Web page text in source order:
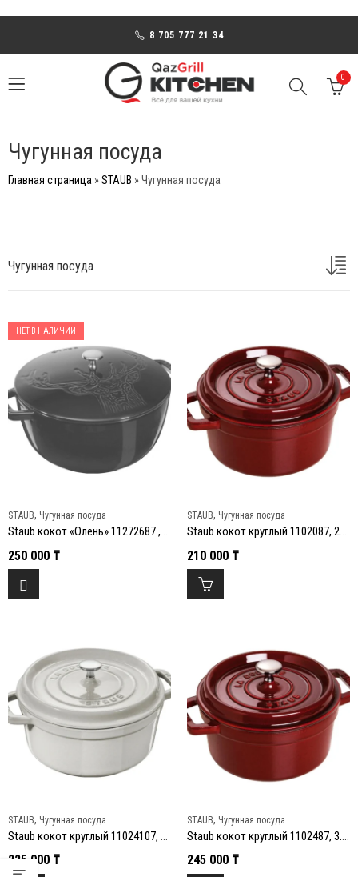
8 705 777 21 34
0
Чугунная посуда
Главная страница »STAUB »Чугунная посуда
Чугунная посуда
НЕТ В НАЛИЧИИ
STAUB, Чугунная посуда
Staub кокот «Олень» 11272687 , 4.9 л, 26 см, Гранат
250 000 ₸
STAUB, Чугунная посуда
Staub кокот круглый 1102087, 2.2 л, 20 см, Гранатовый
210 000 ₸
STAUB, Чугунная посуда
225 000 ₸
STAUB, Чугунная посуда
245 000 ₸